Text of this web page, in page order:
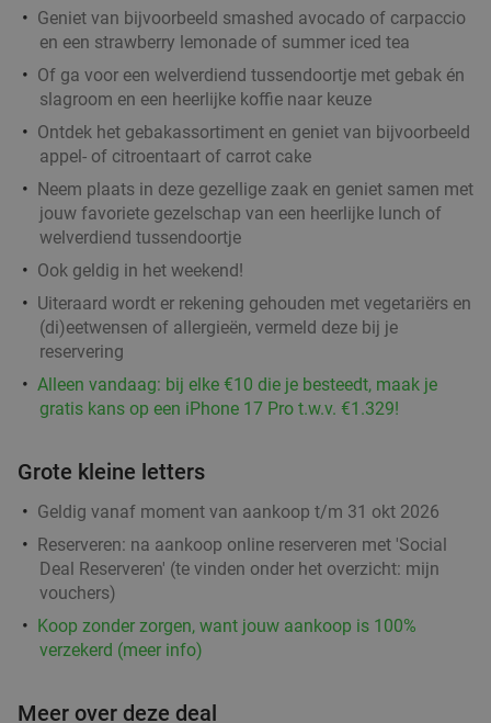
Geniet van bijvoorbeeld smashed avocado of carpaccio
en een strawberry lemonade of summer iced tea
Of ga voor een welverdiend tussendoortje met gebak én
slagroom en een heerlijke koffie naar keuze
Ontdek het gebakassortiment en geniet van bijvoorbeeld
appel- of citroentaart of carrot cake
Neem plaats in deze gezellige zaak en geniet samen met
jouw favoriete gezelschap van een heerlijke lunch of
welverdiend tussendoortje
Ook geldig in het weekend!
Uiteraard wordt er rekening gehouden met vegetariërs en
(di)eetwensen of allergieën, vermeld deze bij je
reservering
Alleen vandaag: bij elke €10 die je besteedt, maak je
gratis kans op een iPhone 17 Pro t.w.v. €1.329!
Grote kleine letters
Geldig vanaf moment van aankoop t/m 31 okt 2026
Reserveren: na aankoop online reserveren met 'Social
Deal Reserveren' (te vinden onder het overzicht: mijn
vouchers)
Koop zonder zorgen, want jouw aankoop is 100%
verzekerd (meer info)
Meer over deze deal